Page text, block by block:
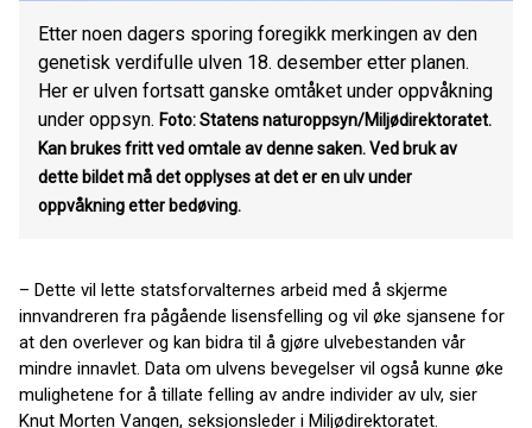
Etter noen dagers sporing foregikk merkingen av den
genetisk verdifulle ulven 18. desember etter planen.
Her er ulven fortsatt ganske omtåket under oppvåkning
under oppsyn. Foto: Statens naturoppsyn/Miljødirektoratet.
Kan brukes fritt ved omtale av denne saken. Ved bruk av
dette bildet må det opplyses at det er en ulv under
oppvåkning etter bedøving.
– Dette vil lette statsforvalternes arbeid med å skjerme
innvandreren fra pågående lisensfelling og vil øke sjansene for
at den overlever og kan bidra til å gjøre ulvebestanden vår
mindre innavlet. Data om ulvens bevegelser vil også kunne øke
mulighetene for å tillate felling av andre individer av ulv, sier
Knut Morten Vangen, seksjonsleder i Miljødirektoratet.